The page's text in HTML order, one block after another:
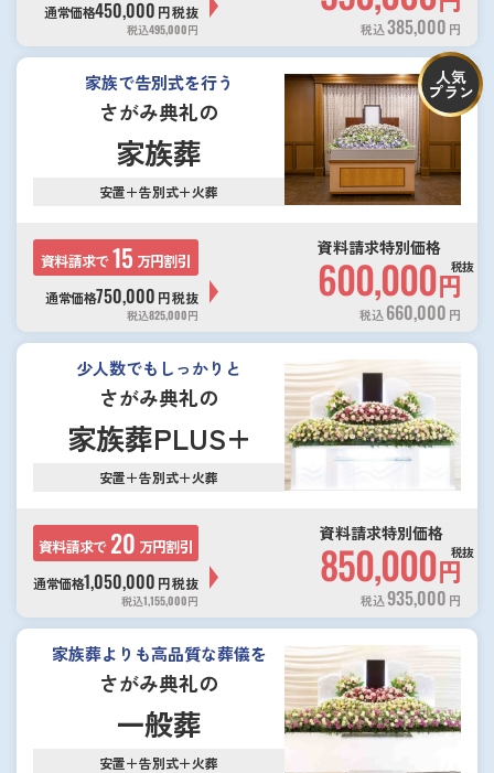
通常価格450,000 円税抜
税込495,000円 税込385,000 円
家族で告別式を行う
さがみ典礼の
家族葬
安置＋告別式＋火葬
人気
プラン
資料請求で15 万円割引
通常価格750,000 円税抜
税込825,000円
資料請求特別価格
600,000円
税抜
税込660,000 円
少人数でもしっかりと
さがみ典礼の
家族葬PLUS+
安置＋告別式＋火葬
資料請求で 20 万円割引
通常価格1,050,000 円税抜
税込1,155,000円
資料請求特別価格
850,000円
税抜
税込935,000 円
家族葬よりも高品質な葬儀を
さがみ典礼の
一般葬
安置＋告別式＋火葬